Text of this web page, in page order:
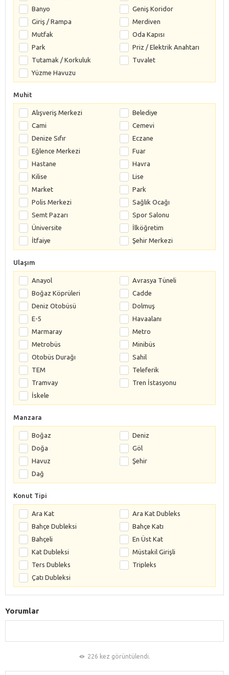
Banyo
Geniş Koridor
Giriş / Rampa
Merdiven
Mutfak
Oda Kapısı
Park
Priz / Elektrik Anahtarı
Tutamak / Korkuluk
Tuvalet
Yüzme Havuzu
Muhit
Alışveriş Merkezi
Belediye
Cami
Cemevi
Denize Sıfır
Eczane
Eğlence Merkezi
Fuar
Hastane
Havra
Kilise
Lise
Market
Park
Polis Merkezi
Sağlık Ocağı
Semt Pazarı
Spor Salonu
Üniversite
İlköğretim
İtfaiye
Şehir Merkezi
Ulaşım
Anayol
Avrasya Tüneli
Boğaz Köprüleri
Cadde
Deniz Otobüsü
Dolmuş
E-5
Havaalanı
Marmaray
Metro
Metrobüs
Minibüs
Otobüs Durağı
Sahil
TEM
Teleferik
Tramvay
Tren İstasyonu
İskele
Manzara
Boğaz
Deniz
Doğa
Göl
Havuz
Şehir
Dağ
Konut Tipi
Ara Kat
Ara Kat Dubleks
Bahçe Dubleksi
Bahçe Katı
Bahçeli
En Üst Kat
Kat Dubleksi
Müstakil Girişli
Ters Dubleks
Tripleks
Çatı Dubleksi
Yorumlar
226 kez görüntülendi.